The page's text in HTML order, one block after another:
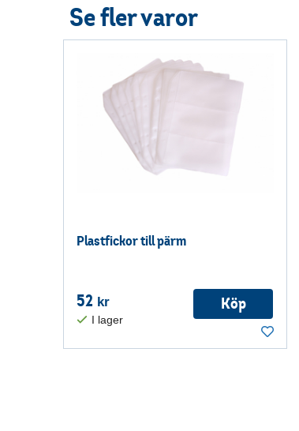
Se fler varor
Plastfickor till pärm
52 kr Köp